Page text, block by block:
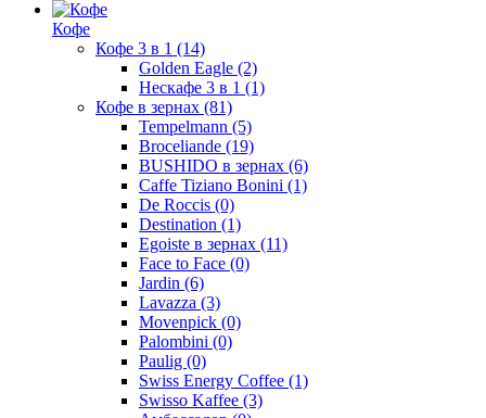
Кофе
Кофе 3 в 1 (14)
Golden Eagle (2)
Нескафе 3 в 1 (1)
Кофе в зернах (81)
Tempelmann (5)
Broceliande (19)
BUSHIDO в зернах (6)
Caffe Tiziano Bonini (1)
De Roccis (0)
Destination (1)
Egoiste в зернах (11)
Face to Face (0)
Jardin (6)
Lavazza (3)
Movenpick (0)
Palombini (0)
Paulig (0)
Swiss Energy Coffee (1)
Swisso Kaffee (3)